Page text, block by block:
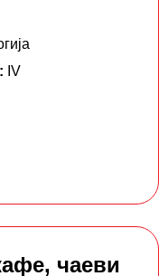
IV
чаеви